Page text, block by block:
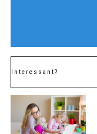
Interessant?